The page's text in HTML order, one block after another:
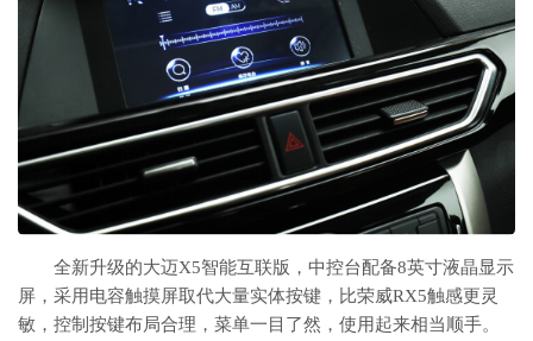
全新升级的大迈X5智能互联版，中控台配备8英寸液晶显示
屏，采用电容触摸屏取代大量实体按键，比荣威RX5触感更灵
敏，控制按键布局合理，菜单一目了然，使用起来相当顺手。